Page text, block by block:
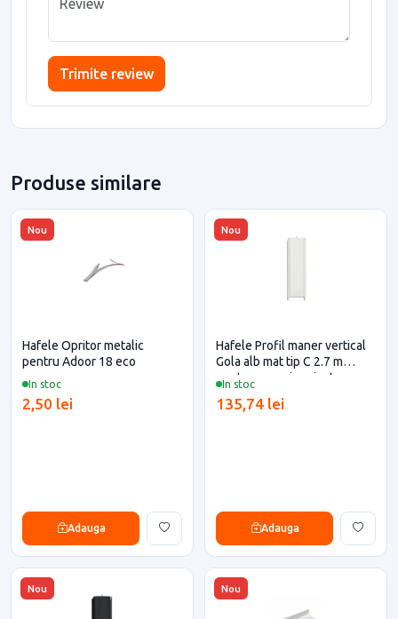
Trimite review
Produse similare
Nou
In stoc
Hafele Opritor metalic
pentru Adoor 18 eco
2,50 lei
Adauga
Nou
In stoc
Hafele Profil maner vertical
Gola alb mat tip C 2.7 m
pentru casa si proiecte
135,74 lei
Adauga
Nou Nou